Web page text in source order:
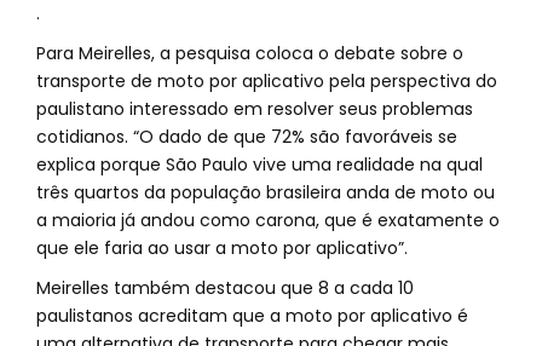
.
Para Meirelles, a pesquisa coloca o debate sobre o
transporte de moto por aplicativo pela perspectiva do
paulistano interessado em resolver seus problemas
cotidianos. “O dado de que 72% são favoráveis se
explica porque São Paulo vive uma realidade na qual
três quartos da população brasileira anda de moto ou
a maioria já andou como carona, que é exatamente o
que ele faria ao usar a moto por aplicativo”.
Meirelles também destacou que 8 a cada 10
paulistanos acreditam que a moto por aplicativo é